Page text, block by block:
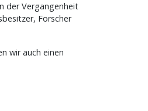
der Vergangenheit
Forscher
wir auch einen